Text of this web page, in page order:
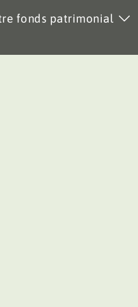
fonds patrimonial